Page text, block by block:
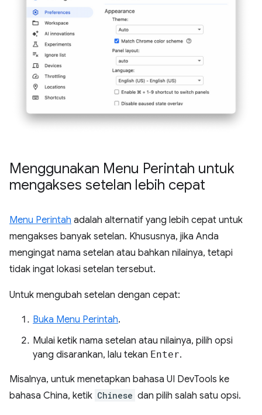
Menggunakan Menu Perintah untuk
mengakses setelan lebih cepat
Menu Perintah adalah alternatif yang lebih cepat untuk
mengakses banyak setelan. Khususnya, jika Anda
mengingat nama setelan atau bahkan nilainya, tetapi
tidak ingat lokasi setelan tersebut.
Untuk mengubah setelan dengan cepat:
Buka Menu Perintah.
Mulai ketik nama setelan atau nilainya, pilih opsi
yang disarankan, lalu tekan Enter.
Misalnya, untuk menetapkan bahasa UI DevTools ke
bahasa China, ketik Chinese dan pilih salah satu opsi.